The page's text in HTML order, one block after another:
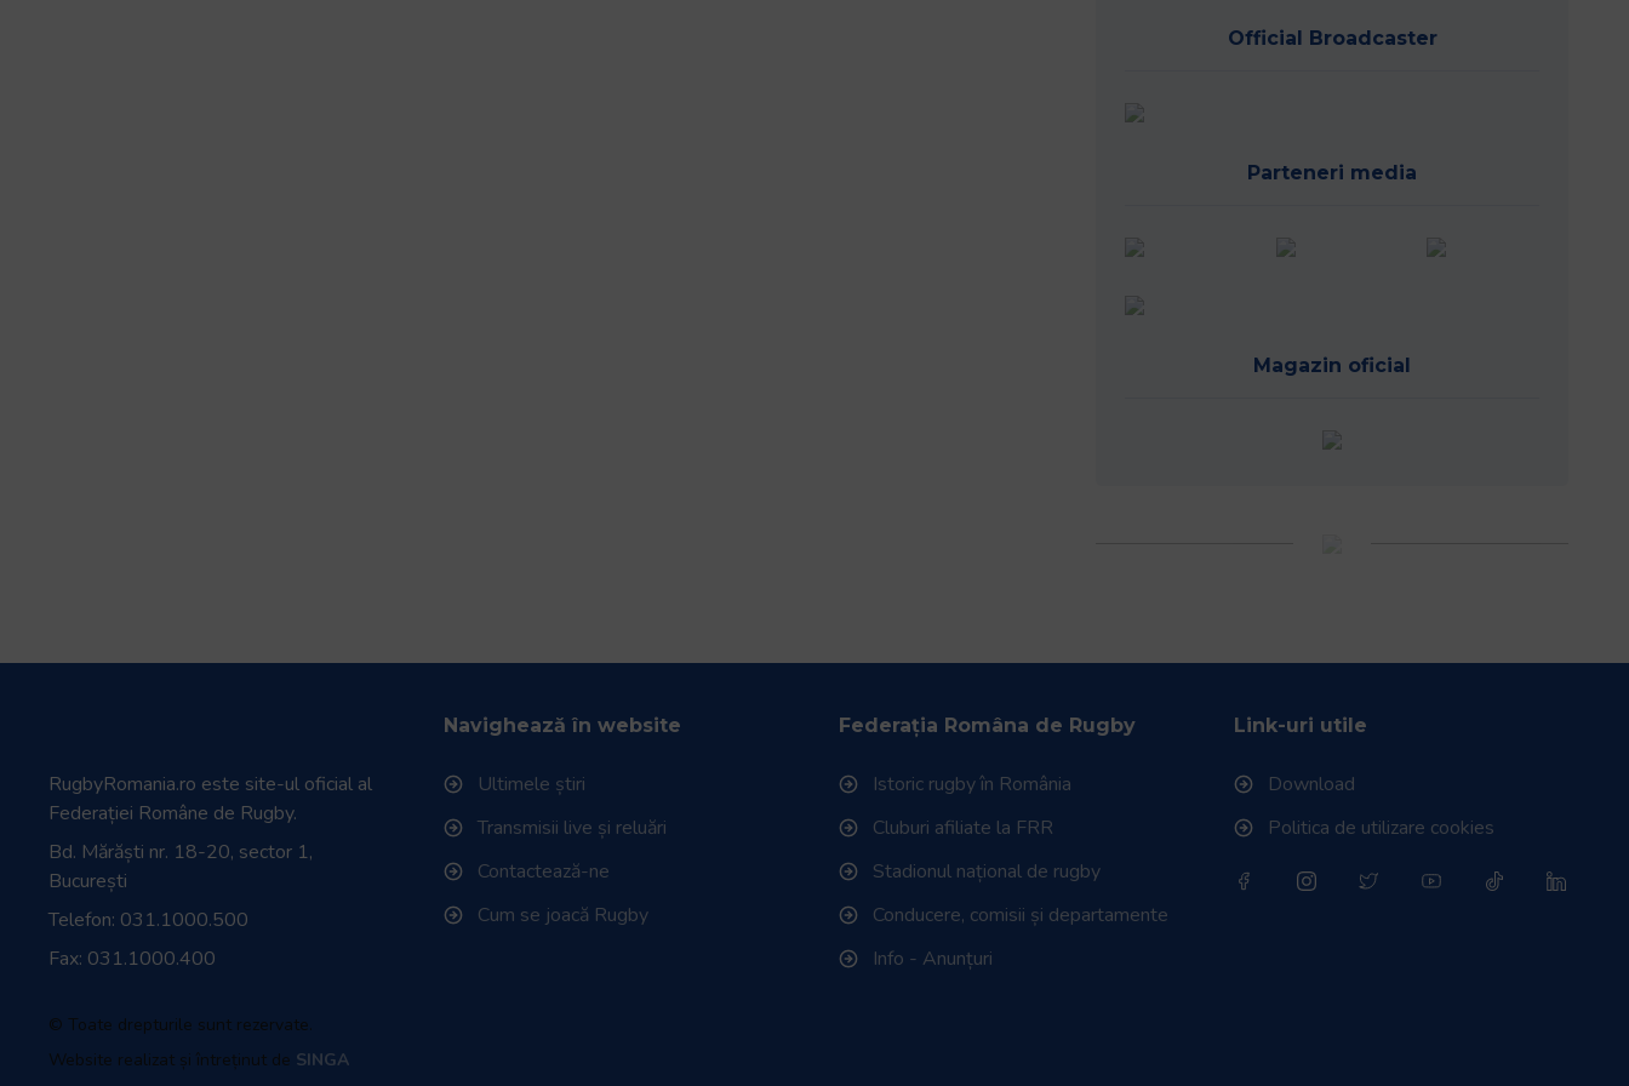
Official Broadcaster
Parteneri media
Magazin oficial
RugbyRomania.ro este site-ul oficial al
Federației Române de Rugby.
Bd. Mărăști nr. 18-20, sector 1,
București
Telefon: 031.1000.500
Fax: 031.1000.400
© Toate drepturile sunt rezervate.
Website realizat și întreținut de SINGA
Navighează în website
Ultimele știri
Transmisii live și reluări
Contactează-ne
Cum se joacă Rugby
Federația Româna de Rugby
Istoric rugby în România
Cluburi afiliate la FRR
Stadionul național de rugby
Conducere, comisii și departamente
Info - Anunțuri
Link-uri utile
Download
Politica de utilizare cookies